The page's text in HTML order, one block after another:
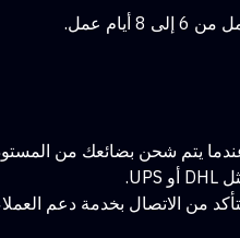
تسليمها في جميع أنحاء العالم من 3 إلى 7 أيام عمل فقط. ولكن
من الاتصال بخدمة دعم